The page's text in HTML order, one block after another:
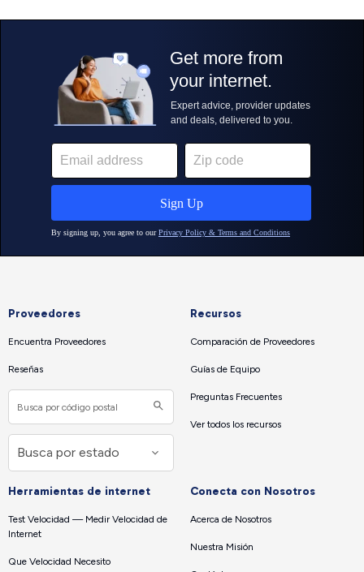
Proveedores
Encuentra Proveedores
Reseñas
Recursos
Comparación de Proveedores
Guías de Equipo
Preguntas Frecuentes
Ver todos los recursos
Herramientas de internet
Test Velocidad — Medir Velocidad de
Internet
Que Velocidad Necesito
Conecta con Nosotros
Acerca de Nosotros
Nuestra Misión